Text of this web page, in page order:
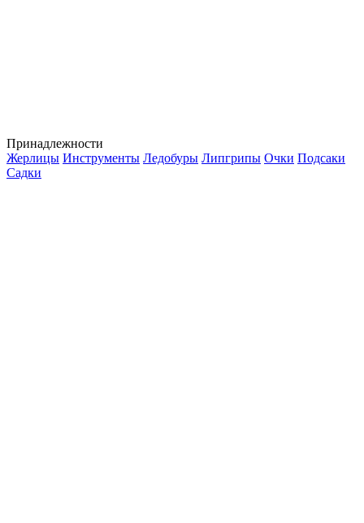
Принадлежности
Жерлицы Инструменты Ледобуры Липгрипы Очки Подсаки
Садки